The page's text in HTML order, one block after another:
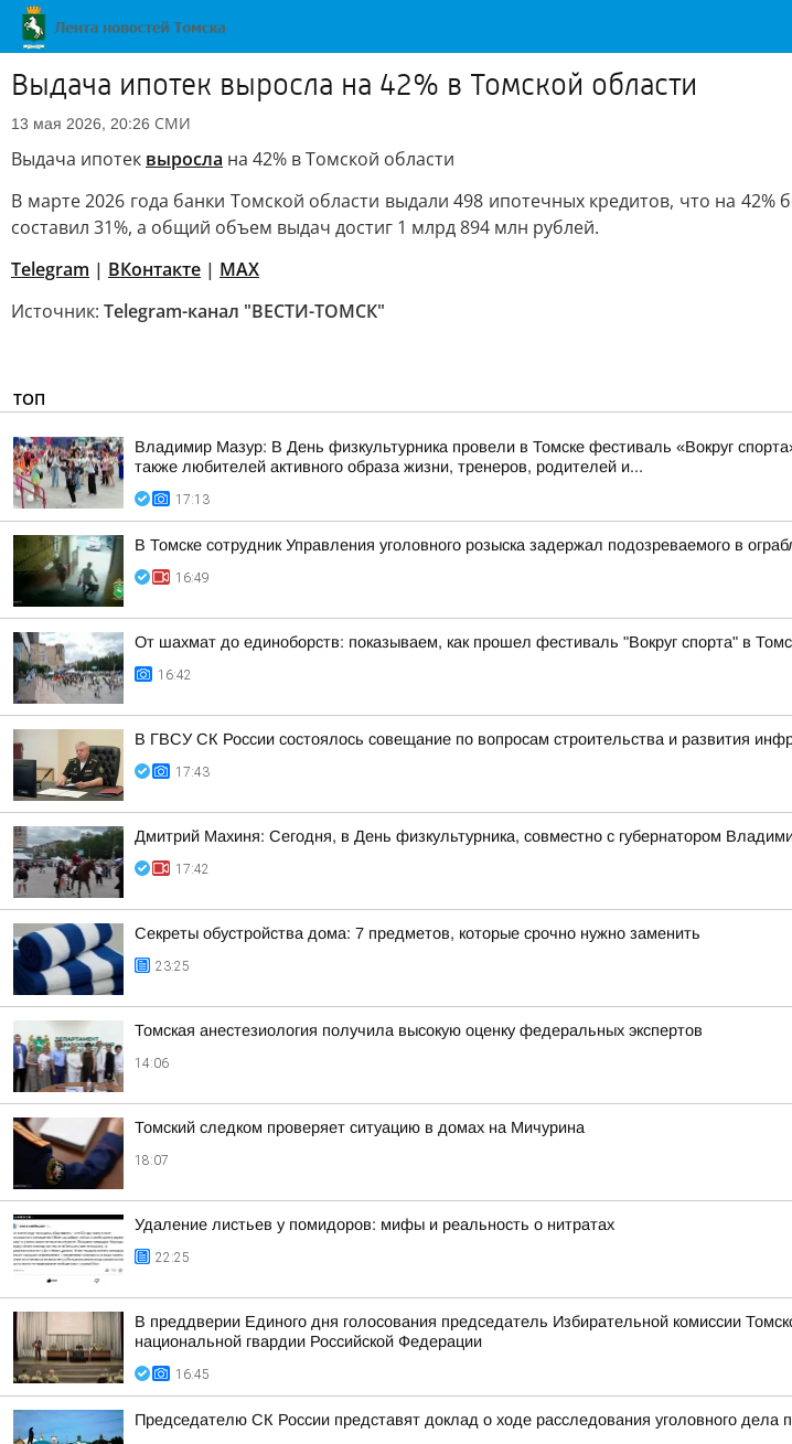
Выдача ипотек выросла на 42% в Томской области
13 мая 2026, 20:26 СМИ
Выдача ипотек выросла на 42% в Томской области
В марте 2026 года банки Томской области выдали 498 ипотечных кредитов, что на
составил 31%, а общий объем выдач достиг 1 млрд 894 млн рублей.
Telegram | ВКонтакте | МАХ
Источник: Telegram-канал "ВЕСТИ-ТОМСК"
ТОП
Владимир Мазур: В День физкультурника провели в Томске фестиваль «Вокруг
также любителей активного образа жизни, тренеров, родителей и...
17:13
В Томске сотрудник Управления уголовного розыска задержал подозреваемого в
16:49
От шахмат до единоборств: показываем, как прошел фестиваль "Вокруг спорта" в
16:42
В ГВСУ СК России состоялось совещание по вопросам строительства и развития
17:43
Дмитрий Махиня: Сегодня, в День физкультурника, совместно с губернатором
17:42
Секреты обустройства дома: 7 предметов, которые срочно нужно заменить
23:25
Томская анестезиология получила высокую оценку федеральных экспертов
14:06
Томский следком проверяет ситуацию в домах на Мичурина
18:07
Удаление листьев у помидоров: мифы и реальность о нитратах
22:25
В преддверии Единого дня голосования председатель Избирательной комиссии
национальной гвардии Российской Федерации
16:45
Председателю СК России представят доклад о ходе расследования уголовного